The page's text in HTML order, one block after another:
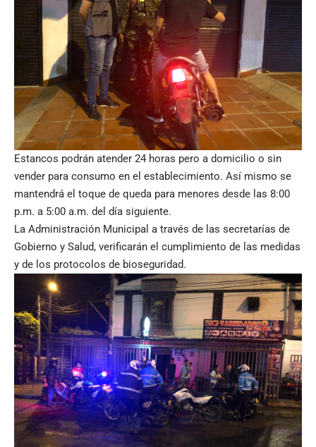
Estancos podrán atender 24 horas pero a domicilio o sin
vender para consumo en el establecimiento. Así mismo se
mantendrá el toque de queda para menores desde las 8:00
p.m. a 5:00 a.m. del día siguiente.
La Administración Municipal a través de las secretarías de
Gobierno y Salud, verificarán el cumplimiento de las medidas
y de los protocolos de bioseguridad.